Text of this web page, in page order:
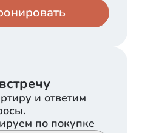
и ответим
по покупке